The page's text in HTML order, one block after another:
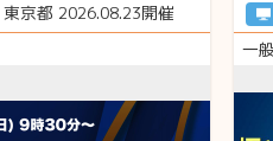
東京都 2026.08.23開催
一